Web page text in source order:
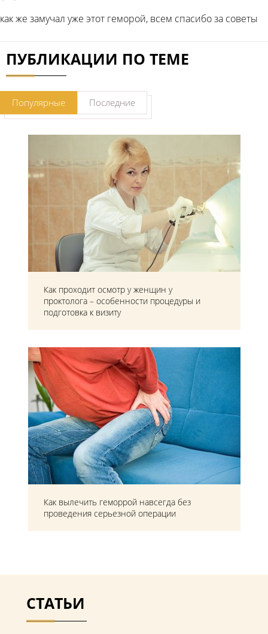
как же замучал уже этот геморой, всем спасибо за советы
ПУБЛИКАЦИИ ПО ТЕМЕ
Популярные Последние
Как проходит осмотр у женщин у
проктолога – особенности процедуры и
подготовка к визиту
Как вылечить геморрой навсегда без
проведения серьезной операции
СТАТЬИ